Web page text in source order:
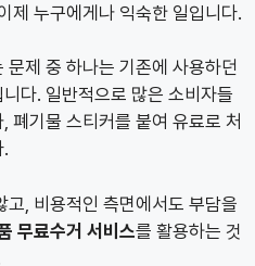
제 누구에게나 익숙한 일입니다.
제 중 하나는 기존에 사용하던
다. 일반적으로 많은 소비자들
폐기물 스티커를 붙여 유료로 처
, 비용적인 측면에서도 부담을
무료수거 서비스를 활용하는 것